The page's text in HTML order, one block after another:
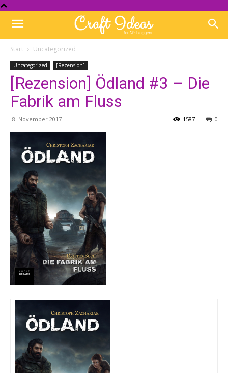
Start Uncategorized
Uncategorized [Rezension]
[Rezension] Ödland #3 – Die
Fabrik am Fluss
8. November 2017 0
1587